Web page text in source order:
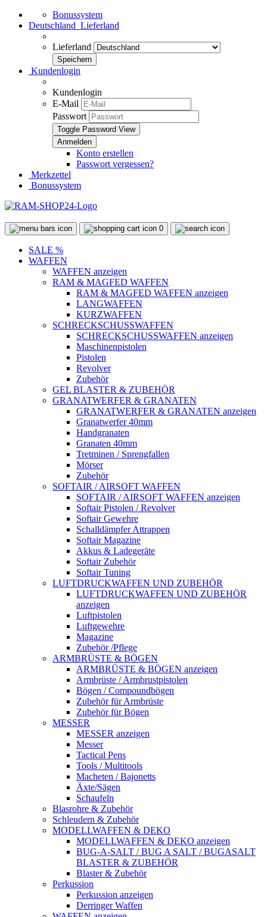
Bonussystem
Deutschland Lieferland
Lieferland
Kundenlogin
Kundenlogin
E-Mail
Passwort
Toggle Password View
Konto erstellen
Passwort vergessen?
Merkzettel
Bonussystem
0
SALE %
WAFFEN
WAFFEN anzeigen
RAM & MAGFED WAFFEN
RAM & MAGFED WAFFEN anzeigen
LANGWAFFEN
KURZWAFFEN
SCHRECKSCHUSSWAFFEN
SCHRECKSCHUSSWAFFEN anzeigen
Maschinenpistolen
Pistolen
Revolver
Zubehör
GEL BLASTER & ZUBEHÖR
GRANATWERFER & GRANATEN
GRANATWERFER & GRANATEN anzeigen
Granatwerfer 40mm
Handgranaten
Granaten 40mm
Tretminen / Sprengfallen
Mörser
Zubehör
SOFTAIR / AIRSOFT WAFFEN
SOFTAIR / AIRSOFT WAFFEN anzeigen
Softair Pistolen / Revolver
Softair Gewehre
Schalldämpfer Attrappen
Softair Magazine
Akkus & Ladegeräte
Softair Zubehör
Softair Tuning
LUFTDRUCKWAFFEN UND ZUBEHÖR
LUFTDRUCKWAFFEN UND ZUBEHÖR
anzeigen
Luftpistolen
Luftgewehre
Magazine
Zubehör /Pflege
ARMBRÜSTE & BÖGEN
ARMBRÜSTE & BÖGEN anzeigen
Armbrüste / Armbrustpistolen
Bögen / Compoundbögen
Zubehör für Armbrüste
Zubehör für Bögen
MESSER
MESSER anzeigen
Messer
Tactical Pens
Tools / Multitools
Macheten / Bajonetts
Äxte/Sägen
Schaufeln
Blasrohre & Zubehör
Schleudern & Zubehör
MODELLWAFFEN & DEKO
MODELLWAFFEN & DEKO anzeigen
BUG-A-SALT / BUG A SALT / BUGASALT
BLASTER & ZUBEHÖR
Blaster & Zubehör
Perkussion
Perkussion anzeigen
Derringer Waffen